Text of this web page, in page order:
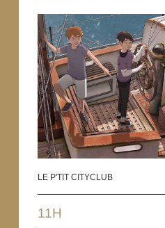
LE P'TIT CITYCLUB
11H